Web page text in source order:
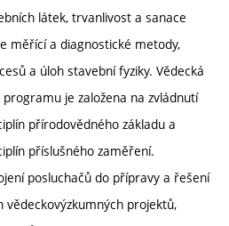
látek, trvanlivost a sanace
měřící a diagnostické metody,
a úloh stavební fyziky. Vědecká
je založena na zvládnutí
přírodovědného základu a
příslušného zaměření.
posluchačů do přípravy a řešení
vědeckovýzkumných projektů,